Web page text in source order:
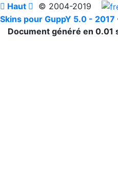
 Haut  © 2004-2019
Skins pour GuppY 5.0 - 2017
Document généré en 0.01